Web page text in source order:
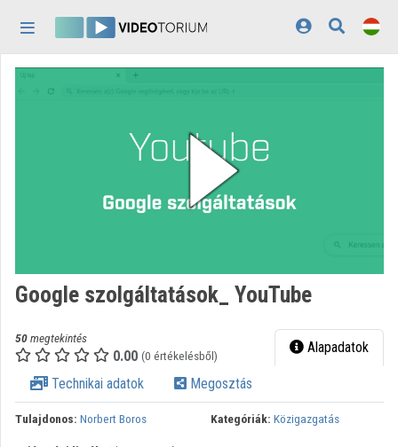
Kezdőlap
Közreműködők
Megjelenés:
Google szolgáltatások_ YouTube
50megtekintés
0.00 (0 értékelésből) Alapadatok
Technikai adatok Megosztás
Tulajdonos: Norbert Boros Kategóriák: Közigazgatás